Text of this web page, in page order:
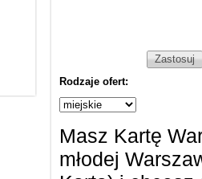
Rodzaje ofert:
Masz Kartę
młodej